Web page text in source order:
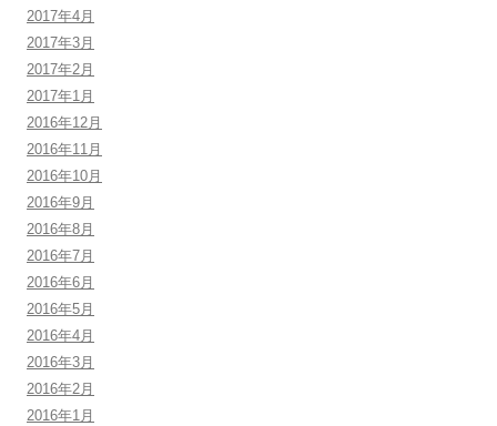
2017年4月
2017年3月
2017年2月
2017年1月
2016年12月
2016年11月
2016年10月
2016年9月
2016年8月
2016年7月
2016年6月
2016年5月
2016年4月
2016年3月
2016年2月
2016年1月